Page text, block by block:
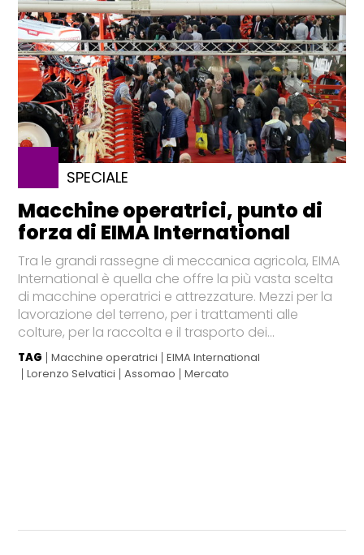
SPECIALE
Macchine operatrici, punto di
forza di EIMA International
Tra le grandi rassegne di meccanica agricola, EIMA
International è quella che offre la più vasta scelta
di macchine operatrici e attrezzature. Mezzi per la
lavorazione del terreno, per i trattamenti alle
colture, per la raccolta e il trasporto dei...
TAG Macchine operatrici
EIMA International
Lorenzo Selvatici
Assomao Mercato